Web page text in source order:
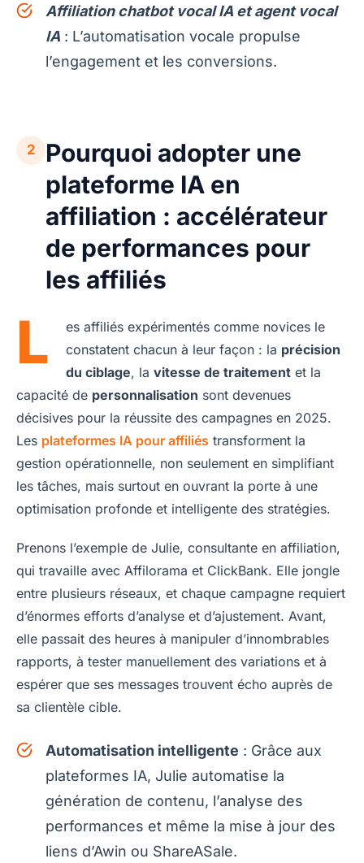
Affiliation chatbot vocal IA et agent vocal
IA : L’automatisation vocale propulse
l’engagement et les conversions.
2
Pourquoi adopter une
plateforme IA en
affiliation : accélérateur
de performances pour
les affiliés
L
es affiliés expérimentés comme novices le
constatent chacun à leur façon : la précision
du ciblage, la vitesse de traitement et la
capacité de personnalisation sont devenues
décisives pour la réussite des campagnes en 2025.
Les plateformes IA pour affiliés transforment la
gestion opérationnelle, non seulement en simplifiant
les tâches, mais surtout en ouvrant la porte à une
optimisation profonde et intelligente des stratégies.
Prenons l’exemple de Julie, consultante en affiliation,
qui travaille avec Affilorama et ClickBank. Elle jongle
entre plusieurs réseaux, et chaque campagne requiert
d’énormes efforts d’analyse et d’ajustement. Avant,
elle passait des heures à manipuler d’innombrables
rapports, à tester manuellement des variations et à
espérer que ses messages trouvent écho auprès de
sa clientèle cible.
Automatisation intelligente : Grâce aux
plateformes IA, Julie automatise la
génération de contenu, l’analyse des
performances et même la mise à jour des
liens d’Awin ou ShareASale.